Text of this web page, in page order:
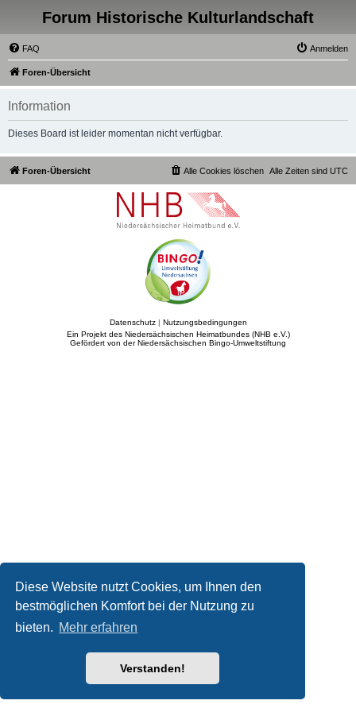
Diese Website nutzt Cookies, um Ihnen den
bestmöglichen Komfort bei der Nutzung zu
bieten. Mehr erfahren
Verstanden!
Forum Historische Kulturlandschaft
FAQ Anmelden
Foren-Übersicht
Information
Dieses Board ist leider momentan nicht verfügbar.
Foren-Übersicht Alle Zeiten sind UTC
Alle Cookies löschen
Datenschutz| Nutzungsbedingungen
Ein Projekt des Niedersächsischen Heimatbundes (NHB e.V.)
Gefördert von der Niedersächsischen Bingo-Umweltstiftung